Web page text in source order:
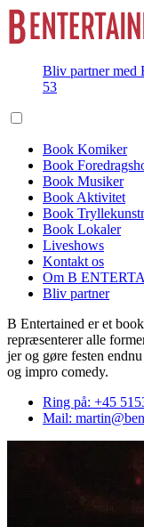
Bliv partner med
53
Book Komiker
Book
Book Musiker
Book Aktivitet
Book
Book Lokaler
Liveshows
Kontakt os
Om B
Bliv partner
B Entertained er et
repræsenterer alle
jer og gøre festen
og impro comedy.
Ring på: +45
Mail: